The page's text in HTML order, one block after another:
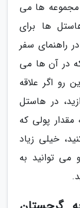
مجموعه ها می
ها برای
راهنمای سفر
در آن ها می
رو اگر علاقه
در هاستل
مقدار پولی که
خیلی زیاد
توانید به